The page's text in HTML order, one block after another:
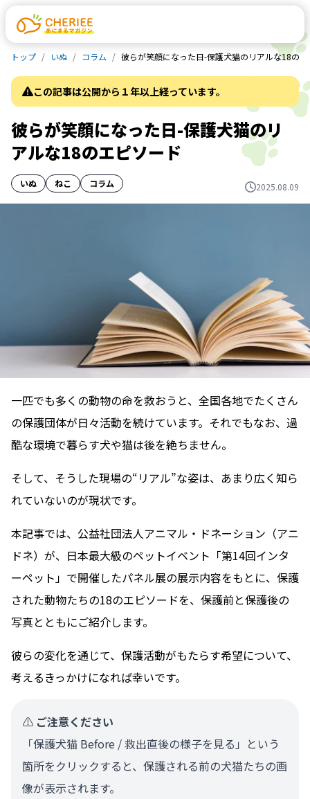
トップ いぬ コラム 彼らが笑顔になった日-保護犬猫のリアルな18の
この記事は公開から１年以上経っています。
彼らが笑顔になった日-保護犬猫のリ
アルな18のエピソード
いぬ ねこ コラム 2025.08.09
一匹でも多くの動物の命を救おうと、全国各地でたくさん
の保護団体が日々活動を続けています。それでもなお、過
酷な環境で暮らす犬や猫は後を絶ちません。
そして、そうした現場の“リアル”な姿は、あまり広く知ら
れていないのが現状です。
本記事では、公益社団法人アニマル・ドネーション（アニ
ドネ）が、日本最大級のペットイベント「第14回インタ
ーペット」で開催したパネル展の展示内容をもとに、保護
された動物たちの18のエピソードを、保護前と保護後の
写真とともにご紹介します。
彼らの変化を通じて、保護活動がもたらす希望について、
考えるきっかけになれば幸いです。
⚠️ ご注意ください
「保護犬猫 Before / 救出直後の様子を見る」という
箇所をクリックすると、保護される前の犬猫たちの画
像が表示されます。